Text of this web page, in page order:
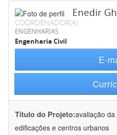
Enedir
COORDENADOR(A)
ENGENHARIAS
Engenharia Civil
E-
Título do Projeto:avaliação
edificações e centros urbanos